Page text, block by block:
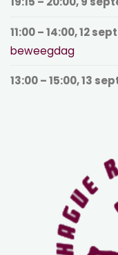
11:00– 14:00,12
beweegdag
13:00– 15:00,13